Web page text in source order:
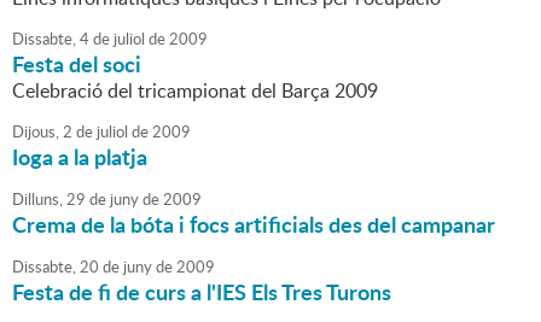
Dissabte,4de juliol de2009
Festa del soci
Celebració del tricampionat del Barça 2009
Dijous,2 de juliol de2009
Ioga a la platja
Dilluns,29 de junyde2009
Crema de la bóta i focs artificials des del campanar
Dissabte,20 de junyde2009
Festa de fi de curs a l'IES Els Tres Turons